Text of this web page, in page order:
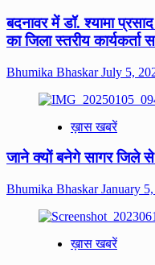
बदनावर में डॉ. श्यामा
का जिला स्तरीय
Bhumika BhaskarJuly 5,
ख़ास खबरें
जाने क्यों बनेगे सागर जिले से
Bhumika BhaskarJanuary
ख़ास खबरें